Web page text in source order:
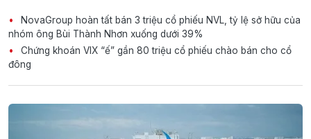
NovaGroup hoàn tất bán 3 triệu cổ phiếu NVL, tỷ lệ sở hữu của
nhóm ông Bùi Thành Nhơn xuống dưới 39%
Chứng khoán VIX “ế” gần 80 triệu cổ phiếu chào bán cho cổ
đông